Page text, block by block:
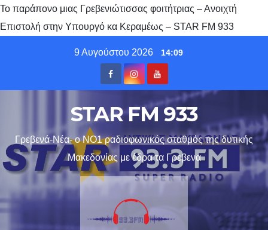
Το παράπονο μιας Γρεβενιώτισσας φοιτήτριας – Ανοιχτή
Επιστολή στην Υπουργό κα Κεραμέως – STAR FM 933
9 Αυγούστου 2026 14:09
STAR FM 933
Γρεβενά-Νέα- ο ΝΟ1 ραδιοφωνικός σταθμός της δυτικής
Μακεδονίας με έδρα τα Γρεβενα